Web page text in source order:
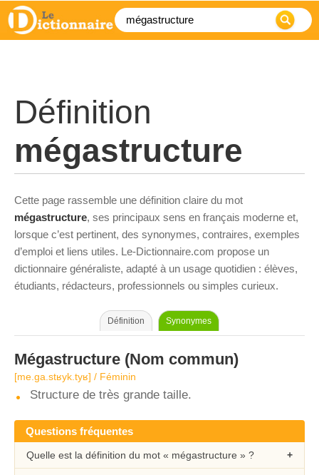
Définition
mégastructure
Cette page rassemble une définition claire du mot
mégastructure, ses principaux sens en français moderne et,
lorsque c’est pertinent, des synonymes, contraires, exemples
d’emploi et liens utiles. Le-Dictionnaire.com propose un
dictionnaire généraliste, adapté à un usage quotidien : élèves,
étudiants, rédacteurs, professionnels ou simples curieux.
Définition Synonymes
Mégastructure (Nom commun)
[me.ɡa.stʁyk.tyʁ] / Féminin
Structure de très grande taille.
Questions fréquentes
Quelle est la définition du mot « mégastructure » ?